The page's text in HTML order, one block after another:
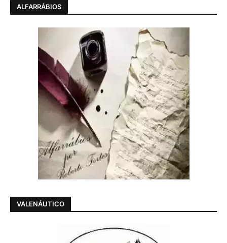
ALFARRÁBIOS
VALENÁUTICO